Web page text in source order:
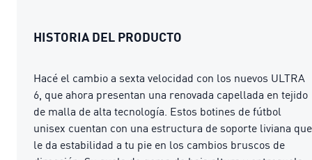
HISTORIA DEL PRODUCTO
Hacé el cambio a sexta velocidad con los nuevos ULTRA
6, que ahora presentan una renovada capellada en tejido
de malla de alta tecnología. Estos botines de fútbol
unisex cuentan con una estructura de soporte liviana que
le da estabilidad a tu pie en los cambios bruscos de